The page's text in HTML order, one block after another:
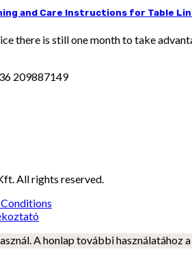
and Care Instructions for Table
there is still one month to take
209887149
All rights reserved.
A honlap további használatához